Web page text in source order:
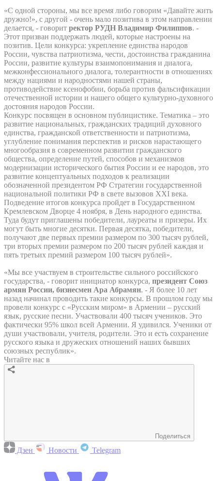
«С одной стороны, мы все время либо говорим «Давайте жить
дружно!», с другой - очень мало позитива в этом направлении
делается, - говорит ректор РУДН Владимир Филиппов. -
Этот призван поддержать людей, которые настроены на
позитив. Цели конкурса: укрепление единства народов
России, чувства патриотизма, чести, достоинства гражданина
России, развитие культуры взаимопонимания и диалога,
межконфессионального диалога, толерантности в отношениях
между нациями и народностями нашей страны,
противодействие ксенофобии, борьба против фальсификации
отечественной истории и нашего общего культурно-духовного
достояния народов России.
Конкурс посвящен в основном публицистике. Тематика – это
развитие национальных, гражданских традиций духовного
единства, гражданской ответственности и патриотизма,
углубление понимания перспектив и рисков нарастающего
многообразия в современном развитии гражданского
общества, определение путей, способов и механизмов
модернизации исторического бытия России и ее народов, это
развитие концептуальных подходов к реализации
обозначенной президентом РФ Стратегии государственной
национальной политики РФ в свете вызовов XXI века.
Подведение итогов конкурса пройдет в Государственном
Кремлевском Дворце 4 ноября, в День народного единства.
Туда будут приглашены победители, лауреаты и призеры. Их
могут быть многие десятки. Первая десятка, победители,
получают две первых премии размером по 300 тысяч рублей,
три вторых премии размером по 200 тысяч рублей каждая и
пять третьих премий размером 100 тысяч рублей».
«Мы все участвуем в строительстве сильного российского
государства, - говорит инициатор конкурса, президент Союз
армян России, бизнесмен Ара Абрамян. - Я более 10 лет
назад начинал проводить такие конкурсы. В прошлом году мы
провели конкурс с «Русским миром» в Армении – русский
язык, русские песни. Участвовали 400 тысяч учеников. Это
фактически 95% школ всей Армении. Я удивился. Ученики от
души участвовали, учителя, родители. Это и есть сохранение
русского языка и дружеских отношений наших бывших
союзных республик».
Читайте нас в
Поделиться
Дзен Новости Telegram